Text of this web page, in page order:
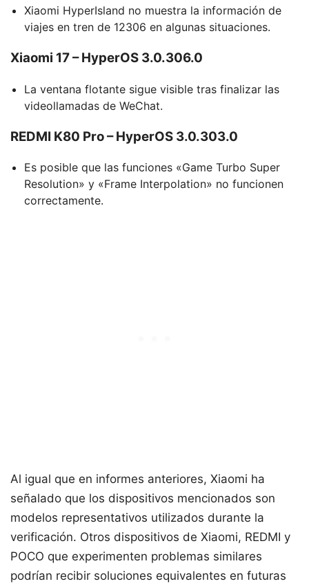
Xiaomi HyperIsland no muestra la información de
viajes en tren de 12306 en algunas situaciones.
Xiaomi 17 – HyperOS 3.0.306.0
La ventana flotante sigue visible tras finalizar las
videollamadas de WeChat.
REDMI K80 Pro – HyperOS 3.0.303.0
Es posible que las funciones «Game Turbo Super
Resolution» y «Frame Interpolation» no funcionen
correctamente.
Al igual que en informes anteriores, Xiaomi ha
señalado que los dispositivos mencionados son
modelos representativos utilizados durante la
verificación. Otros dispositivos de Xiaomi, REDMI y
POCO que experimenten problemas similares
podrían recibir soluciones equivalentes en futuras